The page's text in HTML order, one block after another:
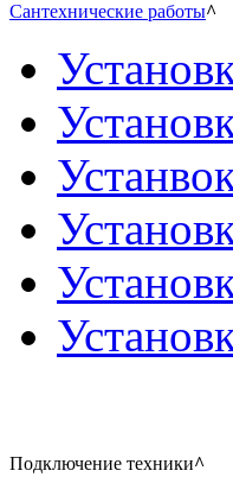
Сантехнические работы^
Подключение техники^